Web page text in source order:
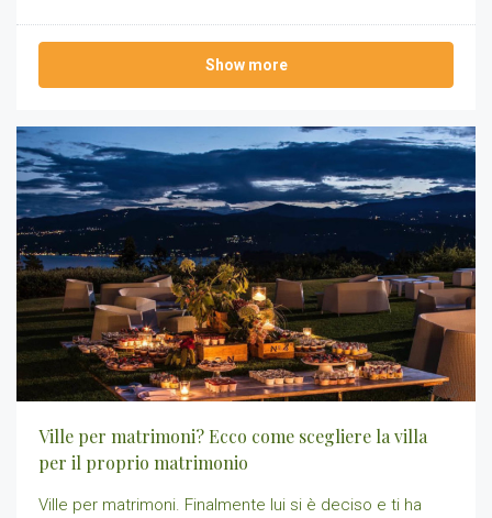
Show more
Ville per matrimoni? Ecco come scegliere la villa
per il proprio matrimonio
Ville per matrimoni. Finalmente lui si è deciso e ti ha